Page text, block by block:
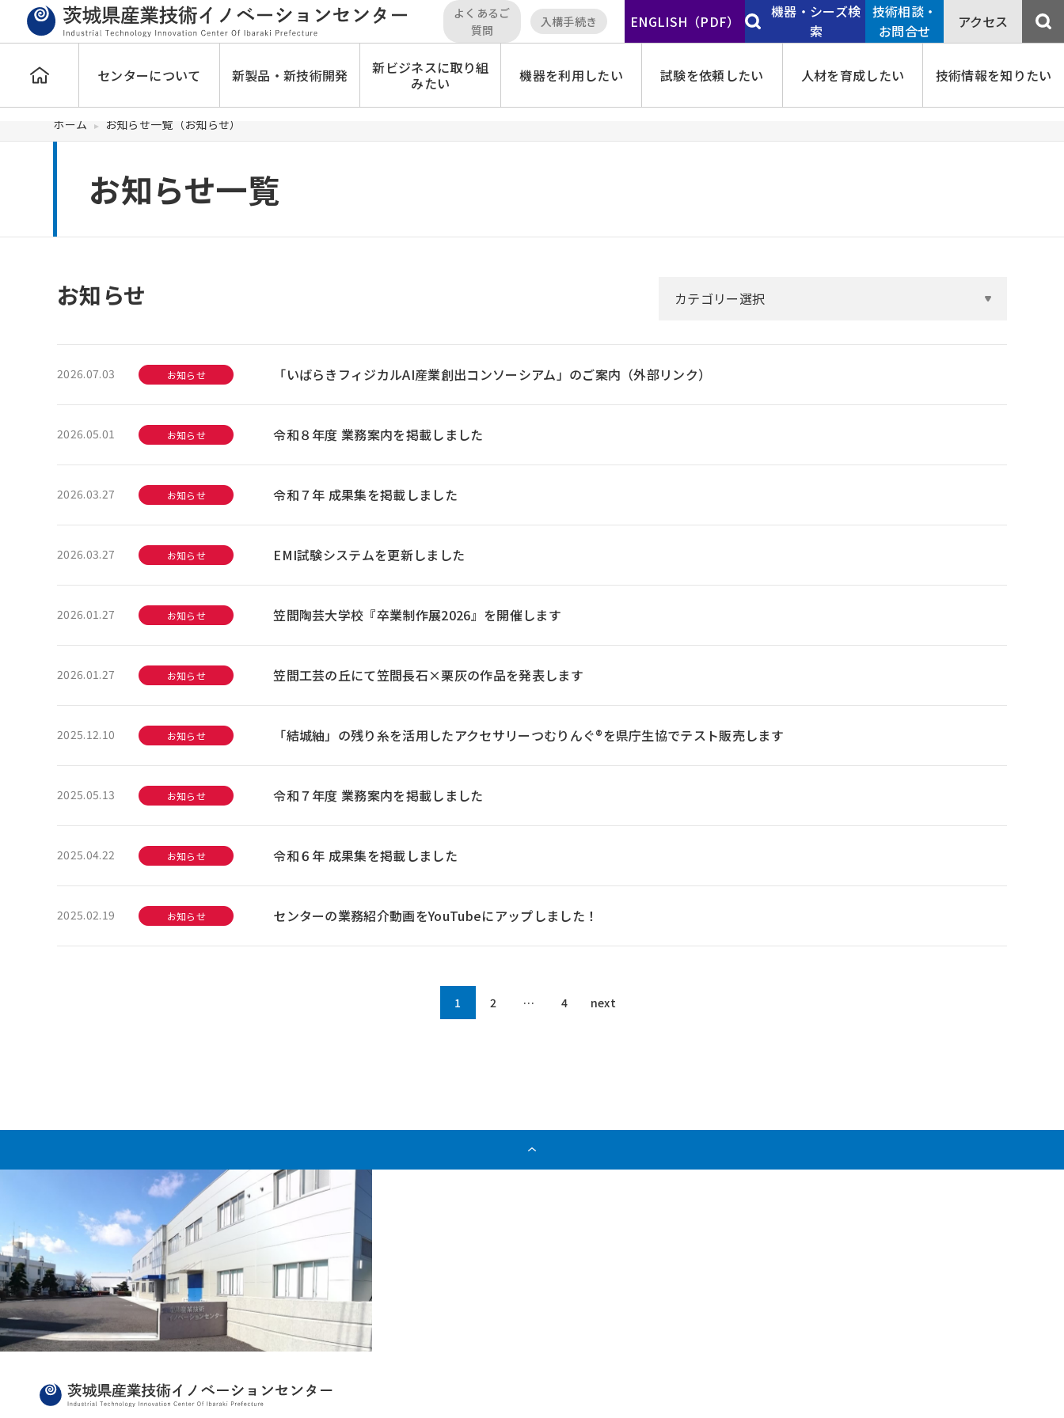
よくあるご
質問
入構手続き ENGLISH（PDF）
機器・シーズ検
索
技術相談・
お問合せ
アクセス
センターについて 新製品・新技術開発
新ビジネスに取り組
みたい
機器を利用したい 試験を依頼したい 人材を育成したい 技術情報を知りたい
ホーム お知らせ一覧（お知らせ）
お知らせ一覧
お知らせ カテゴリー選択
2026.07.03 お知らせ 「いばらきフィジカルAI産業創出コンソーシアム」のご案内（外部リンク）
2026.05.01 お知らせ 令和８年度 業務案内を掲載しました
2026.03.27 お知らせ 令和７年 成果集を掲載しました
2026.03.27 お知らせ EMI試験システムを更新しました
2026.01.27 お知らせ 笠間陶芸大学校『卒業制作展2026』を開催します
2026.01.27 お知らせ 笠間工芸の丘にて笠間⾧石×栗灰の作品を発表します
2025.12.10 お知らせ 「結城紬」の残り糸を活用したアクセサリーつむりんぐ®を県庁生協でテスト販売します
2025.05.13 お知らせ 令和７年度 業務案内を掲載しました
2025.04.22 お知らせ 令和６年 成果集を掲載しました
2025.02.19 お知らせ センターの業務紹介動画をYouTubeにアップしました！
1 2 … 4 next